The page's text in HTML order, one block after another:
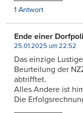
1 Antwort
Ende einer
25.01.2025 um 22:52
Das einzige
Beurteilung der
abtrifftet.
Alles Andere ist
Die